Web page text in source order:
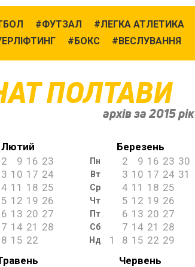
ФУТЗАЛ ЛЕГКА АТЛЕТИКА
БОКС ВЕСЛУВАННЯ
ПОЛТАВИ
архів за 2015 рік
Лютий
2 9 16 23
3 10 17 24
4 11 18 25
5 12 19 26
6 13 20 27
7 14 21 28
8 15 22
Березень
Пн 2 9 16 23 30
Вт 3 10 17 24 31
Ср 4 11 18 25
Чт 5 12 19 26
Пт 6 13 20 27
Сб 7 14 21 28
Нд 1 8 15 22 29
Червень